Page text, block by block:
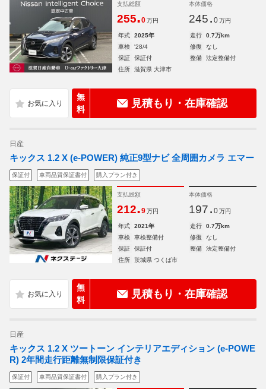
支払総額
255.0 万円
本体価格
245. 0 万円
年式 2025年 走行
0.7万km
車検
'28/4 修復
なし
保証
保証付 整備
法定整備付
住所
滋賀県 大津市
無
料
見積もり・在庫確認
日産
キックス 1.2 X (e-POWER) 純正9型ナビ 全周囲カメラ エマー
保証付 車両品質保証書付 購入プラン付き
支払総額
212.9 万円
本体価格
197. 0 万円
年式 2021年 走行
0.7万km
車検
車検整備付 修復
なし
保証
保証付 整備
法定整備付
住所
茨城県 つくば市
無
料
見積もり・在庫確認
日産
キックス 1.2 X ツートーン インテリアエディション (e-POWE
R) 2年間走行距離無制限保証付き
保証付 車両品質保証書付 購入プラン付き